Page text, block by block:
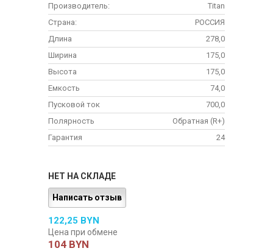
Производитель:
Titan
Страна:
РОССИЯ
Длина
278,0
Ширина
175,0
Высота
175,0
Емкость
74,0
Пусковой ток
700,0
Полярность
Обратная (R+)
Гарантия
24
НЕТ НА СКЛАДЕ
Написать отзыв
122,25 BYN
Цена при обмене
104 BYN